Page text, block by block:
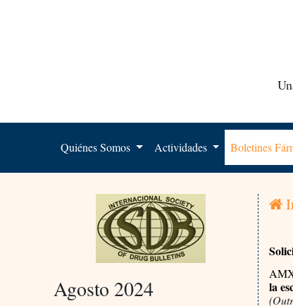
Quiénes Somos Actividades Boletines
Agosto 2024
la